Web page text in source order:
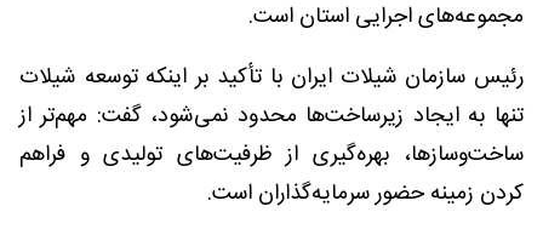
مجموعه‌های اجرایی استان است.
رئیس سازمان شیلات ایران با تأکید بر اینکه توسعه شیلات
تنها به ایجاد زیرساخت‌ها محدود نمی‌شود، گفت: مهم‌تر از
ساخت‌وسازها، بهره‌گیری از ظرفیت‌های تولیدی و فراهم
کردن زمینه حضور سرمایه‌گذاران است.